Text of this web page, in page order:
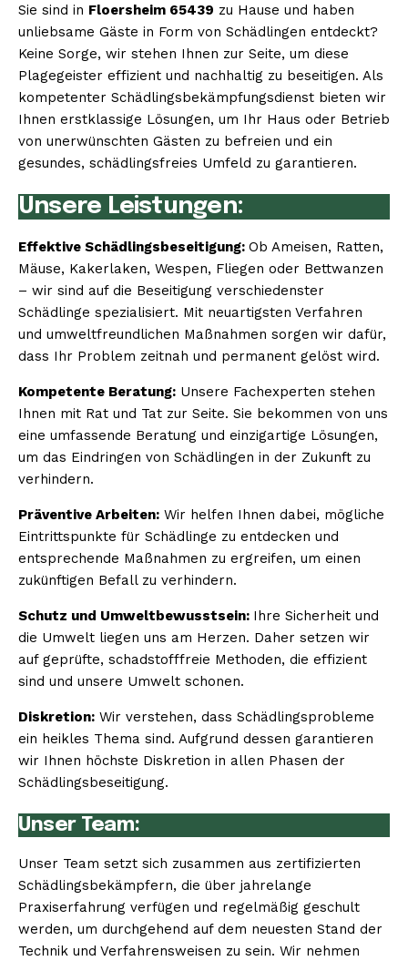
Sie sind in Floersheim 65439 zu Hause und haben
unliebsame Gäste in Form von Schädlingen entdeckt?
Keine Sorge, wir stehen Ihnen zur Seite, um diese
Plagegeister effizient und nachhaltig zu beseitigen. Als
kompetenter Schädlingsbekämpfungsdienst bieten wir
Ihnen erstklassige Lösungen, um Ihr Haus oder Betrieb
von unerwünschten Gästen zu befreien und ein
gesundes, schädlingsfreies Umfeld zu garantieren.
Unsere Leistungen:
Effektive Schädlingsbeseitigung: Ob Ameisen, Ratten,
Mäuse, Kakerlaken, Wespen, Fliegen oder Bettwanzen
– wir sind auf die Beseitigung verschiedenster
Schädlinge spezialisiert. Mit neuartigsten Verfahren
und umweltfreundlichen Maßnahmen sorgen wir dafür,
dass Ihr Problem zeitnah und permanent gelöst wird.
Kompetente Beratung: Unsere Fachexperten stehen
Ihnen mit Rat und Tat zur Seite. Sie bekommen von uns
eine umfassende Beratung und einzigartige Lösungen,
um das Eindringen von Schädlingen in der Zukunft zu
verhindern.
Präventive Arbeiten: Wir helfen Ihnen dabei, mögliche
Eintrittspunkte für Schädlinge zu entdecken und
entsprechende Maßnahmen zu ergreifen, um einen
zukünftigen Befall zu verhindern.
Schutz und Umweltbewusstsein: Ihre Sicherheit und
die Umwelt liegen uns am Herzen. Daher setzen wir
auf geprüfte, schadstofffreie Methoden, die effizient
sind und unsere Umwelt schonen.
Diskretion: Wir verstehen, dass Schädlingsprobleme
ein heikles Thema sind. Aufgrund dessen garantieren
wir Ihnen höchste Diskretion in allen Phasen der
Schädlingsbeseitigung.
Unser Team:
Unser Team setzt sich zusammen aus zertifizierten
Schädlingsbekämpfern, die über jahrelange
Praxiserfahrung verfügen und regelmäßig geschult
werden, um durchgehend auf dem neuesten Stand der
Technik und Verfahrensweisen zu sein. Wir nehmen